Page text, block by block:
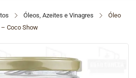
Óleos, Azeites e Vinagres
Óleo
Coco Show